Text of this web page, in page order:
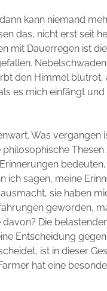
kann niemand
das, nicht erst seit
mit Dauerregen ist
den Himmel blutrot,
es mich einfängt und
Was vergangen
ich sagen, meine
sie haben
geworden,
Die
Entscheidung
ist in dieser
hat eine